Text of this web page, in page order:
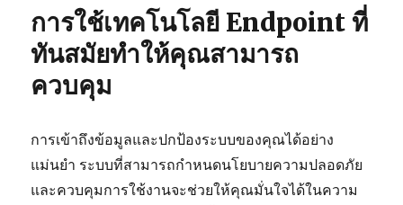
การใช้เทคโนโลยี Endpoint ที่
ทันสมัยทำให้คุณสามารถ
ควบคุม
การเข้าถึงข้อมูลและปกป้องระบบของคุณได้อย่าง
แม่นยำ ระบบที่สามารถกำหนดนโยบายความปลอดภัย
และควบคุมการใช้งานจะช่วยให้คุณมั่นใจได้ในความ